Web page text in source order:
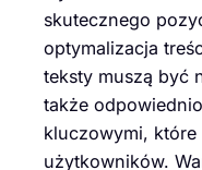
skutecznego
optymalizacja
teksty muszą być
także
kluczowymi,
użytkowników.